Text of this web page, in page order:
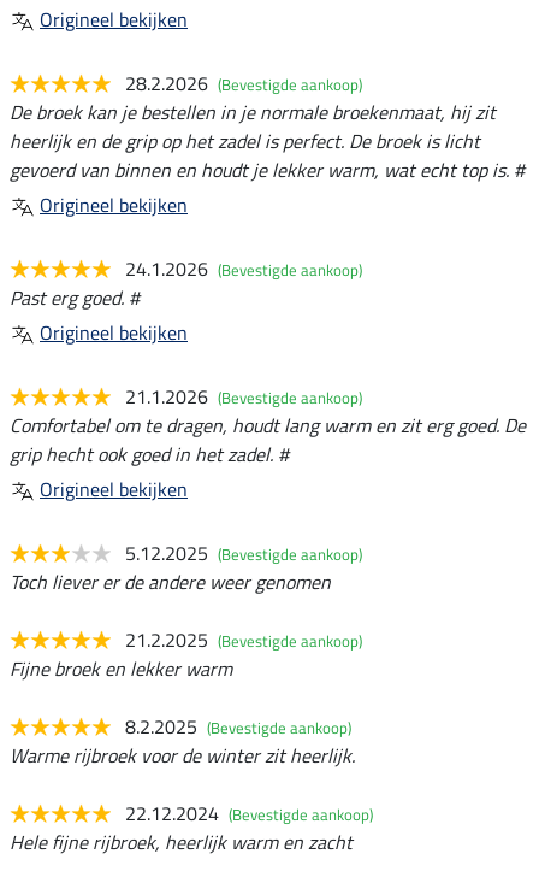
Origineel bekijken
28.2.2026 (Bevestigde aankoop)
De broek kan je bestellen in je normale broekenmaat, hij zit
heerlijk en de grip op het zadel is perfect. De broek is licht
gevoerd van binnen en houdt je lekker warm, wat echt top is. #
Origineel bekijken
24.1.2026 (Bevestigde aankoop)
Past erg goed. #
Origineel bekijken
21.1.2026 (Bevestigde aankoop)
Comfortabel om te dragen, houdt lang warm en zit erg goed. De
grip hecht ook goed in het zadel. #
Origineel bekijken
5.12.2025 (Bevestigde aankoop)
Toch liever er de andere weer genomen
21.2.2025 (Bevestigde aankoop)
Fijne broek en lekker warm
8.2.2025 (Bevestigde aankoop)
Warme rijbroek voor de winter zit heerlijk.
22.12.2024 (Bevestigde aankoop)
Hele fijne rijbroek, heerlijk warm en zacht